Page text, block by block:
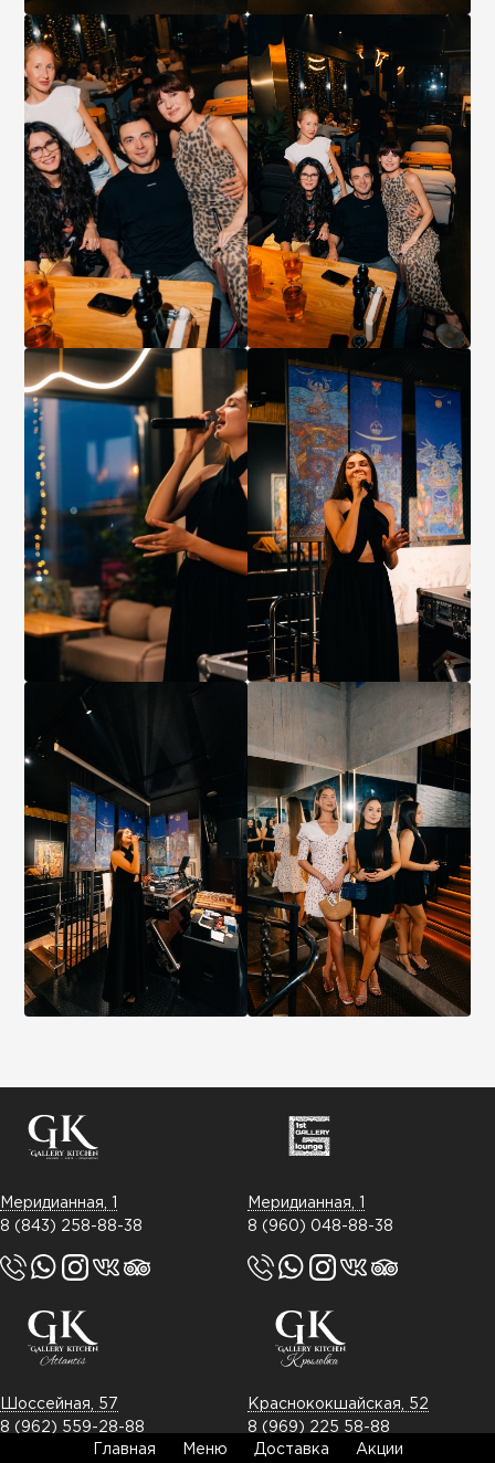
Главная Меню Доставка Акции
Меридианная, 1
8 (843) 258-88-38
Меридианная, 1
8 (960) 048-88-38
Шоссейная, 57
8 (962) 559-28-88
Краснококшайская, 52
8 (969) 225 58-88